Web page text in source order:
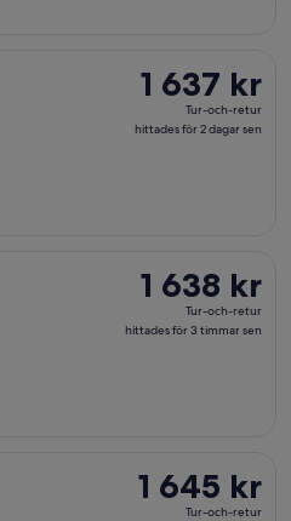
sen
1 637 kr
Tur-
och-
sen
1 637 kr
Tur-och-retur
hittades för 2 dagar sen
1 638 kr
Tur-
och-
sen
1 638 kr
Tur-och-retur
hittades för 3 timmar sen
1 645 kr
Tur-
1 645 kr
Tur-och-retur